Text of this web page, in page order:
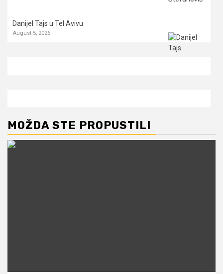
Danijel Tajs u Tel Avivu
August 5, 2026
MOŽDA STE PROPUSTILI